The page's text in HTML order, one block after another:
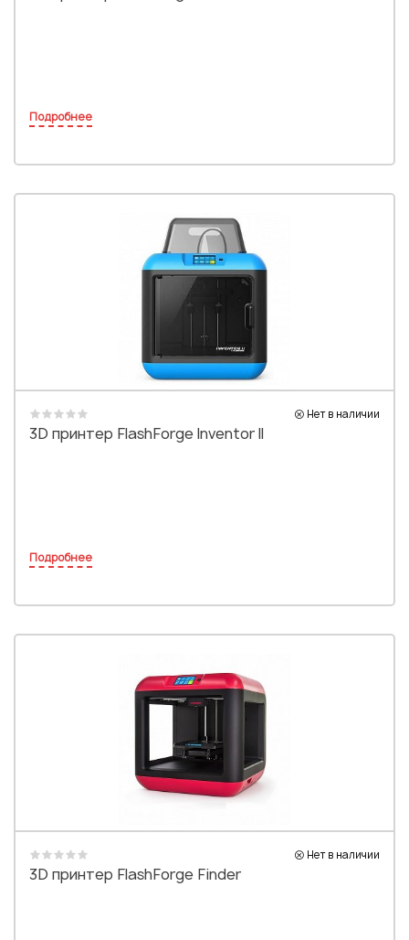
Подробнее
Нет в наличии
3D принтер FlashForge Inventor II
Подробнее
Нет в наличии
3D принтер FlashForge Finder